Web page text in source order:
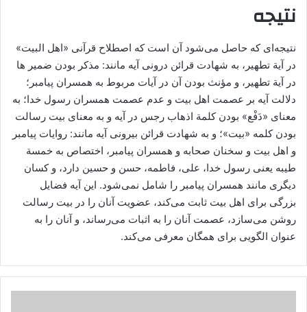
نتیجه
نتیجه‌ای که حاصل می‌شود آن است که اصطلاح قرآنی «اهل البیت»
در آیة تطهیر، به شهادت قرائن درونی آیه مانند: مذکر بودن ضمیر ها
در آیة تطهیر، و مؤنث بودن آن در آیات مربوط به همسران پیامبر؛
دلالت آیه بر عصمت اهل بیت و عدم عصمت همسران رسول خدا؛ به
معنای «دَفْع» بودن کلمة اذهاب رجس در آیه و به معنای بیت رسالت
بودن کلمه «بیت»؛ و به شهادت قرائن بیرونی آیه مانند: روایات پیامبر
و اهل بیت و سخنان صحابه و همسران پیامبر، اختصاص به خمسة
طیبه یعنی رسول خدا، علی، فاطمه، حسن و حسین دارد، و کسان
دیگری مانند همسران پیامبر را شامل نمی‌شود. این آیه فضایل
بزرگی برای اهل بیت ثابت می‌کند، عضویت آنان را در بیت رسالت
روشن می‌سازد، عصمت آنان را به اثبات می‌رساند، و آنان را به
عنوان الگویی برای همگان معرفی می‌کند.